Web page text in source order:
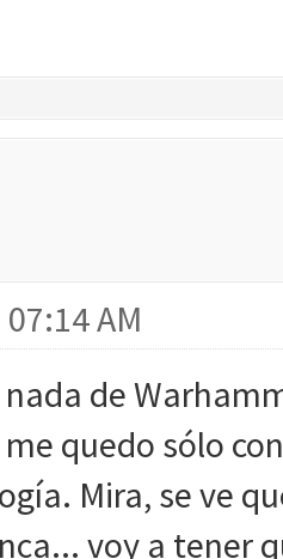
AM
de
quedo sólo
Mira, se ve
voy a tener